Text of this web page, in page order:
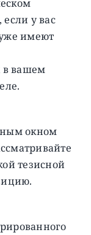
у вас
уже имеют
в вашем
окном
тезисной